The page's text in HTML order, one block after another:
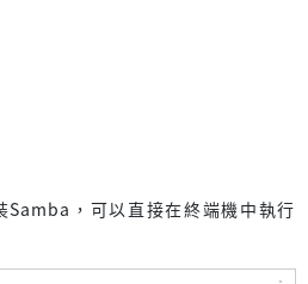
，可以直接在終端機中執行